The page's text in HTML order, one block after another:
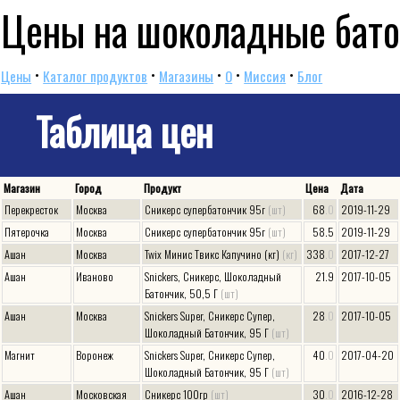
Цены на шоколадные
Цены • Каталог продуктов • Магазины • O • Миссия • Блог
Таблица цен
Магазин Город Продукт Цена
Дата
Перекресток
Москва Сникерс супербатончик 95г (шт) 68.0 2019-11-29
Пятерочка
Москва Сникерс супербатончик 95г (шт) 58.5 2019-11-29
Ашан
Москва Twix Минис Твикс Капучино (кг) (кг) 338.0 2017-12-27
Ашан
Иваново
Snickers, Сникерс, Шоколадный
Батончик, 50,5 Г (шт)
21.9 2017-10-05
Ашан Москва
Snickers Super, Сникерс Супер,
Шоколадный Батончик, 95 Г (шт)
28.0 2017-10-05
Магнит Воронеж
Snickers Super, Сникерс Супер,
Шоколадный Батончик, 95 Г (шт)
40.0 2017-04-20
Ашан
Московская
Сникерс 100гр (шт) 30.0 2016-12-28